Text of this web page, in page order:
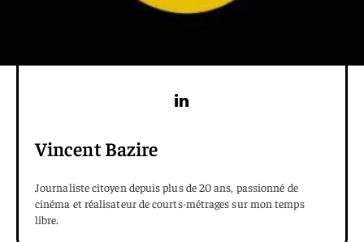
Vincent Bazire
Journaliste citoyen depuis plus de 20 ans, passionné de
cinéma et réalisateur de courts-métrages sur mon temps
libre.